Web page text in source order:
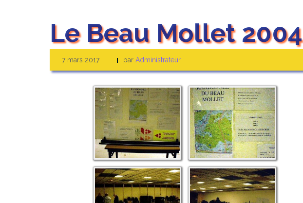
Le Beau Mollet 2004
7 mars 2017 par Administrateur